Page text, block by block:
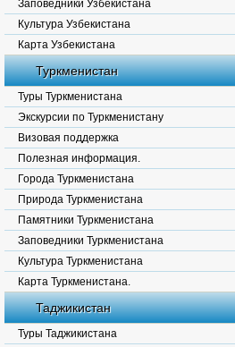
Заповедники Узбекистана
Культура Узбекистана
Карта Узбекистана
Туркменистан
Туры Туркменистана
Экскурсии по Туркменистану
Визовая поддержка
Полезная информация.
Города Туркменистана
Природа Туркменистана
Памятники Туркменистана
Заповедники Туркменистана
Культура Туркменистана
Карта Туркменистана.
Таджикистан
Туры Таджикистана